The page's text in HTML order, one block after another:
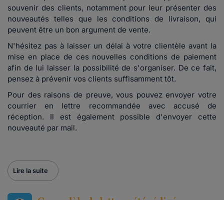
souvenir des clients, notamment pour leur présenter des
nouveautés telles que les conditions de livraison, qui
peuvent être un bon argument de vente.
N'hésitez pas à laisser un délai à votre clientèle avant la
mise en place de ces nouvelles conditions de paiement
afin de lui laisser la possibilité de s'organiser. De ce fait,
pensez à prévenir vos clients suffisamment tôt.
Pour des raisons de preuve, vous pouvez envoyer votre
courrier en lettre recommandée avec accusé de
réception. Il est également possible d'envoyer cette
nouveauté par mail.
Lire la suite